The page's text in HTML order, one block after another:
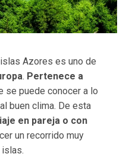
Azores es uno de
. Pertenece a
se puede conocer a lo
buen clima. De esta
en pareja o con
un recorrido muy